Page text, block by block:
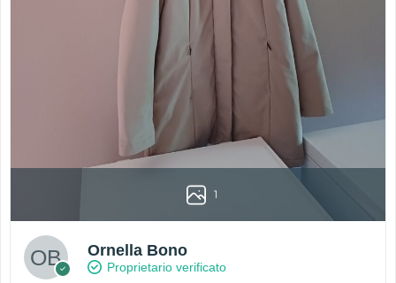
1
Ornella Bono
Proprietario verificato